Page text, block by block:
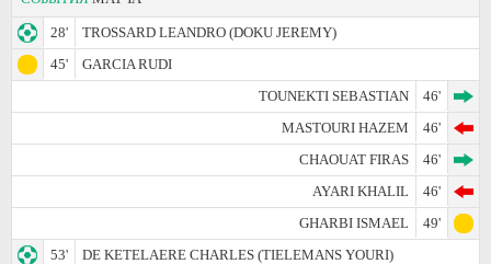
28'
TROSSARD LEANDRO (DOKU JEREMY)
45'
GARCIA RUDI
TOUNEKTI SEBASTIAN
46'
MASTOURI HAZEM
46'
CHAOUAT FIRAS
46'
AYARI KHALIL
46'
GHARBI ISMAEL
49'
53'
DE KETELAERE CHARLES (TIELEMANS YOURI)